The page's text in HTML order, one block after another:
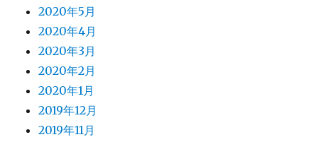
2020年5月
2020年4月
2020年3月
2020年2月
2020年1月
2019年12月
2019年11月